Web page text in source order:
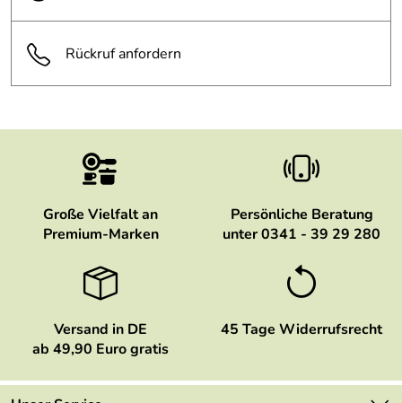
Rückruf anfordern
Große Vielfalt an
Premium-Marken
Persönliche Beratung
unter 0341 - 39 29 280
Versand in DE
ab 49,90 Euro gratis
45 Tage Widerrufsrecht